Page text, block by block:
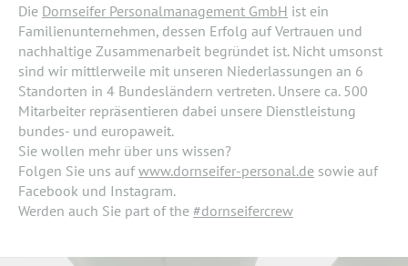
Die Dornseifer Personalmanagement GmbH ist ein
Familienunternehmen, dessen Erfolg auf Vertrauen und
nachhaltige Zusammenarbeit begründet ist. Nicht umsonst
sind wir mittlerweile mit unseren Niederlassungen an 6
Standorten in 4 Bundesländern vertreten. Unsere ca. 500
Mitarbeiter repräsentieren dabei unsere Dienstleistung
bundes- und europaweit.
Sie wollen mehr über uns wissen?
Folgen Sie uns aufwww.dornseifer-personal.de sowie auf
Facebook und Instagram.
Werden auch Sie part of the #dornseifercrew